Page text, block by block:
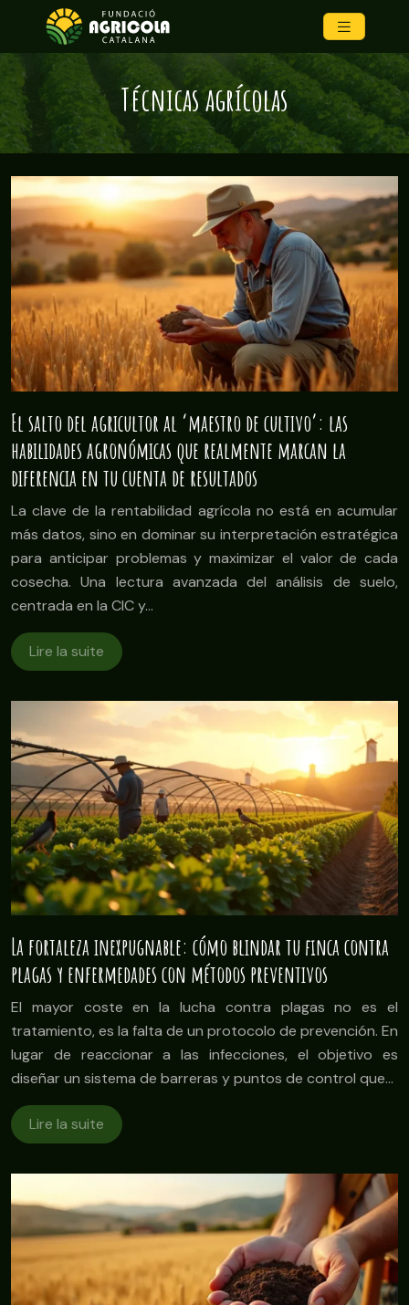
Técnicas agrícolas
El salto del agricultor al ‘maestro de cultivo’: las
habilidades agronómicas que realmente marcan la
diferencia en tu cuenta de resultados
La clave de la rentabilidad agrícola no está en acumular
más datos, sino en dominar su interpretación estratégica
para anticipar problemas y maximizar el valor de cada
cosecha. Una lectura avanzada del análisis de suelo,
centrada en la CIC y…
Lire la suite
La fortaleza inexpugnable: cómo blindar tu finca contra
plagas y enfermedades con métodos preventivos
El mayor coste en la lucha contra plagas no es el
tratamiento, es la falta de un protocolo de prevención. En
lugar de reaccionar a las infecciones, el objetivo es
diseñar un sistema de barreras y puntos de control que…
Lire la suite